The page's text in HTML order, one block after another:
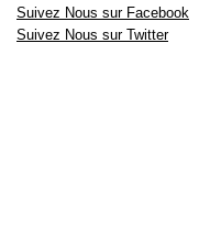
Suivez Nous sur Facebook
Suivez Nous sur Twitter